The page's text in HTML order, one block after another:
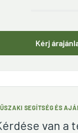
Kérj
SEGÍTSÉG ÉS
van a